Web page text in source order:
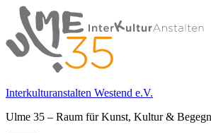
Springe
zum
Inhalt
Interkulturanstalten Westend e.V.
Ulme 35 – Raum für Kunst, Kultur &